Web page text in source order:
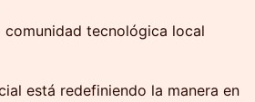
tecnológica local
está redefiniendo la manera en